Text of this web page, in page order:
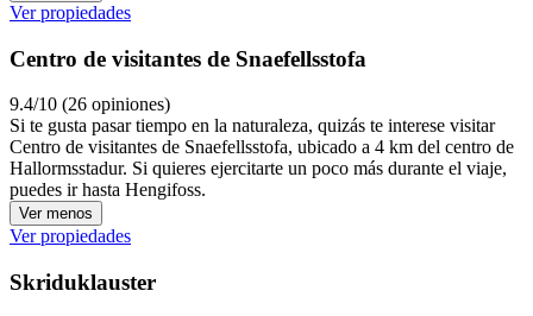
Ver propiedades
Centro de visitantes de Snaefellsstofa
9.4/10 (26 opiniones)
Si te gusta pasar tiempo en la naturaleza, quizás te interese visitar
Centro de visitantes de Snaefellsstofa, ubicado a 4 km del centro de
Hallormsstadur. Si quieres ejercitarte un poco más durante el viaje,
puedes ir hasta Hengifoss.
Ver menos
Ver propiedades
Skriduklauster